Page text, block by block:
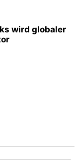
wird globaler